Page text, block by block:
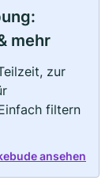
mehr
zur
filtern
ansehen